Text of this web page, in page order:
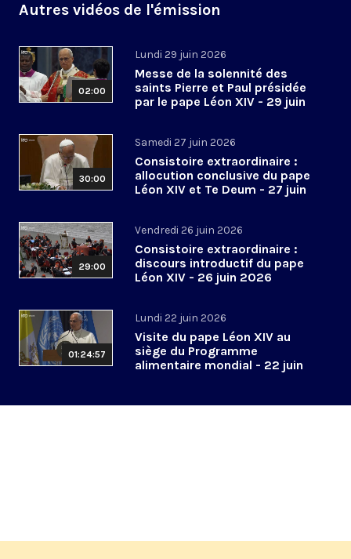
Autres vidéos de l'émission
02:00
Lundi 29 juin 2026
Messe de la solennité des
saints Pierre et Paul présidée
par le pape Léon XIV - 29 juin
30:00
Samedi 27 juin 2026
Consistoire extraordinaire :
allocution conclusive du pape
Léon XIV et Te Deum - 27 juin
29:00
Vendredi 26 juin 2026
Consistoire extraordinaire :
discours introductif du pape
Léon XIV - 26 juin 2026
01:24:57
Lundi 22 juin 2026
Visite du pape Léon XIV au
siège du Programme
alimentaire mondial - 22 juin